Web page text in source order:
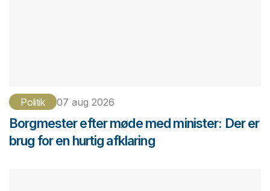
Politik 07 aug 2026
Borgmester efter møde med minister: Der er
brug for en hurtig afklaring